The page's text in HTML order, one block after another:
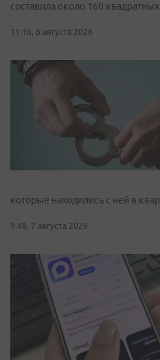
составила около 160
11:16, 6 августа 2026
которые находились с ней в
9:48, 7 августа 2026